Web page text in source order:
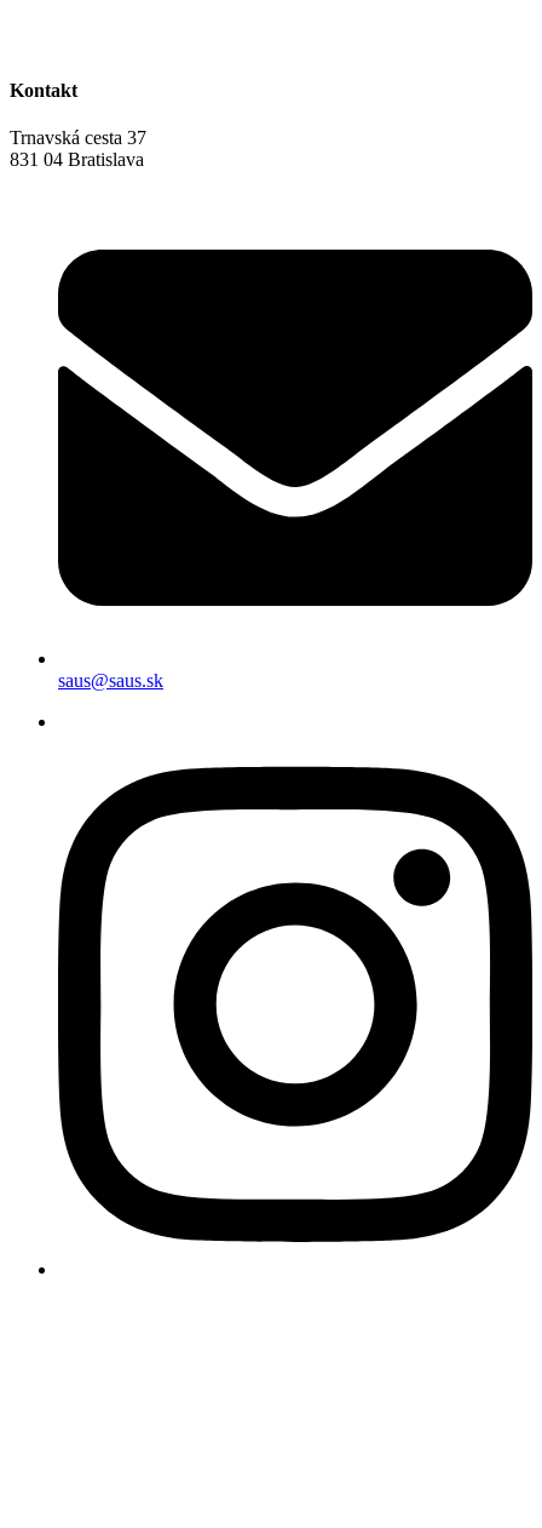
Kontakt
Trnavská cesta 37
831 04 Bratislava
saus@saus.sk